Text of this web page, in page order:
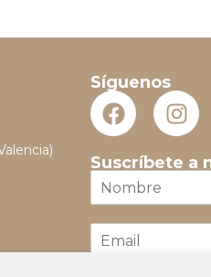
Síguenos
Suscríbete a
rm